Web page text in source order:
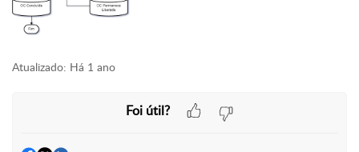
Atualizado: Há 1 ano
Foi útil?